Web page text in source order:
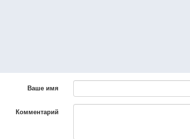
Ваше имя
Комментарий